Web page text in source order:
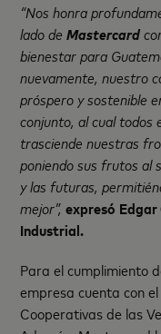
“Nos honra
lado deMastercard
bienestar para
nuevamente, nuestro
próspero y sostenible
conjunto, al cual todos
trasciende nuestras
poniendo sus frutos al
y las futuras,
mejor”,expresó Edgar
Industrial.
Para el cumplimiento
empresa cuenta con
Cooperativas de las